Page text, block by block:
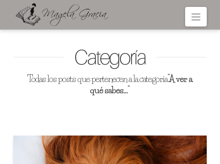
Categoría
Todas los posts que pertenecen a la categoría“A ver a
qué sabes…”